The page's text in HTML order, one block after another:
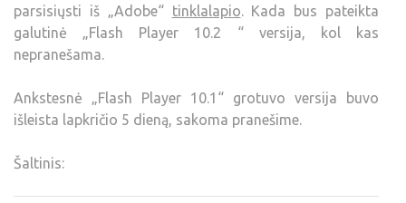
parsisiųsti iš „Adobe“ tinklalapio. Kada bus pateikta
galutinė „Flash Player 10.2 “ versija, kol kas
nepranešama.
Ankstesnė „Flash Player 10.1“ grotuvo versija buvo
išleista lapkričio 5 dieną, sakoma pranešime.
Šaltinis: